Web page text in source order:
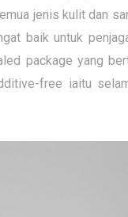
jenis kulit dan
baik untuk
package yang
free iaitu